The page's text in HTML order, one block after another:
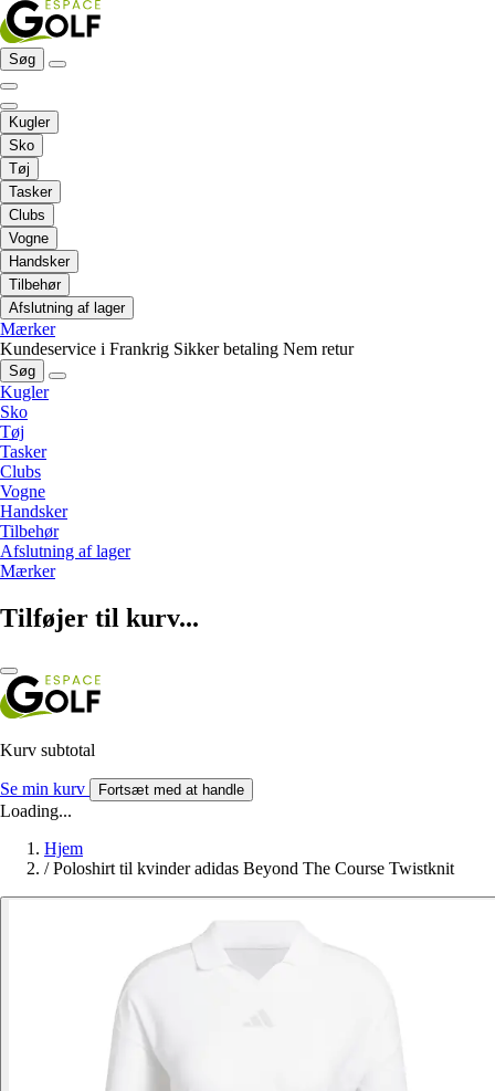
Søg
Kugler
Sko
Tøj
Tasker
Clubs
Vogne
Handsker
Tilbehør
Afslutning af lager
Mærker
Kundeservice i Frankrig Sikker betaling Nem retur
Søg
Kugler
Sko
Tøj
Tasker
Clubs
Vogne
Handsker
Tilbehør
Afslutning af lager
Mærker
Tilføjer til kurv...
Kurv subtotal
Se min kurv Fortsæt med at handle
Loading...
Hjem
/ Poloshirt til kvinder adidas Beyond The Course Twistknit